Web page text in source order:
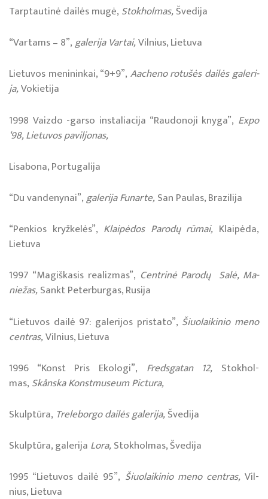
Tarp­tau­ti­nė dai­lės mu­gė, Stok­hol­mas,Šve­di­ja
“Var­tams – 8”,ga­le­ri­ja Var­tai,Vil­nius, Lie­tu­va
Lie­tu­vos me­ni­nin­kai, “9+9”, Aache­no ro­tu­šės dai­lės ga­le­ri­
ja,Vo­kie­ti­ja
1998 Vaiz­do -gar­so ins­ta­lia­ci­ja “Rau­do­no­ji kny­ga”, Ex­po
‘98, Lie­tu­vos pa­vil­jo­nas,
Li­sa­bo­na, Por­tu­ga­li­ja
“Du van­de­ny­nai”,ga­le­ri­ja Fu­nar­te,San Pau­las, Bra­zi­li­ja
“Pen­kios kryž­ke­lės”, Klai­pėdos Pa­ro­dų rū­mai, Klai­pė­da,
Lie­tu­va
1997 “Ma­giš­ka­sis re­a­liz­mas”, Cen­tri­nė Pa­ro­dų Sa­lė, Ma­
nie­žas,Sankt Pe­ter­bur­gas, Ru­si­ja
“Lie­tu­vos dai­lė 97: ga­le­ri­jos pri­sta­to”, Šiuo­lai­ki­nio me­no
cen­tras,Vil­nius, Lie­tu­va
1996 “Konst Pris Eko­lo­gi”, Fred­sga­tan 12, Stok­hol­
mas, Skånska Kon­stmu­seum Pic­tu­ra,
Skulp­tū­ra, Trel­e­bor­go dai­lės ga­le­ri­ja,Šve­di­ja
Skulp­tū­ra, ga­le­ri­ja Lo­ra,Stok­hol­mas, Šve­di­ja
1995 “Lie­tu­vos dai­lė 95”, Šiuo­lai­ki­nio me­no cen­tras,Vil­
nius, Lie­tu­va